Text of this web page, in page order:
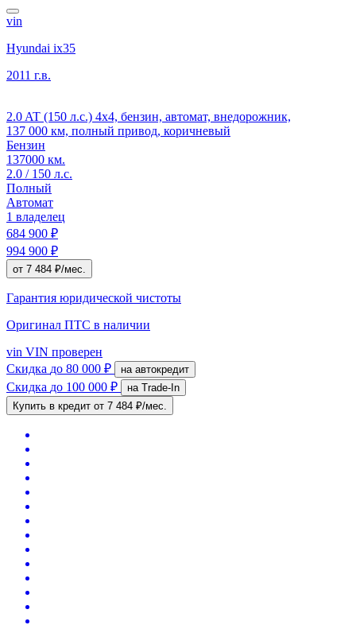
vin
Hyundai ix35
2011 г.в.
2.0 AT (150 л.с.) 4x4, бензин, автомат, внедорожник,
137 000 км, полный привод, коричневый
Бензин
137000 км.
2.0 / 150 л.с.
Полный
Автомат
1 владелец
684 900 ₽
994 900 ₽
от 7 484 ₽/мес.
Гарантия юридической чистоты
Оригинал ПТС в наличии
vin VIN проверен
Скидка до 80 000 ₽ на автокредит
Скидка до 100 000 ₽
на Trade-In
Купить в кредит от 7 484 ₽/мес.